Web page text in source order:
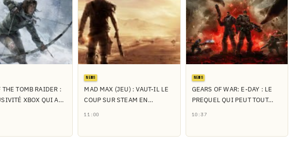
THE TOMB RAIDER :
XBOX QUI A…
NEWS
MAD MAX (JEU) : VAUT-IL LE
COUP SUR STEAM EN…
11:00
NEWS
GEARS OF WAR: E-DAY : LE
PREQUEL QUI PEUT TOUT…
10:37